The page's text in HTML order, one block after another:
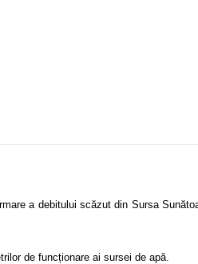
a debitului scăzut din Sursa
de funcționare ai sursei de apă.